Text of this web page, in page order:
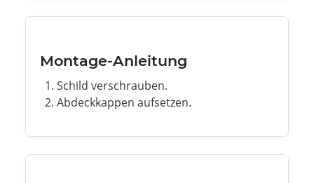
Montage-Anleitung
Schild verschrauben.
Abdeckkappen aufsetzen.